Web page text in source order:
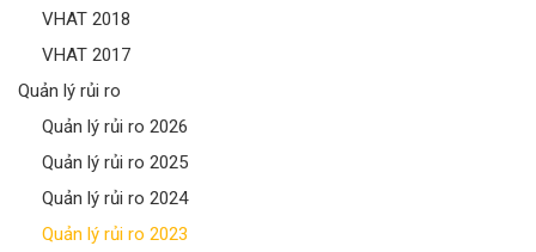
VHAT 2018
VHAT 2017
Quản lý rủi ro
Quản lý rủi ro 2026
Quản lý rủi ro 2025
Quản lý rủi ro 2024
Quản lý rủi ro 2023